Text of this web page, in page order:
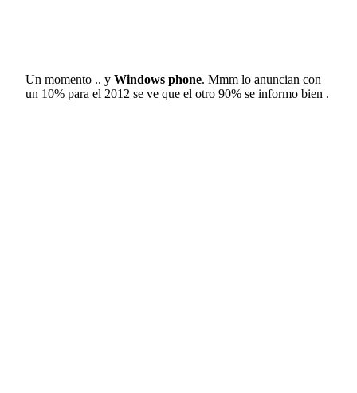
Un momento .. y Windows phone. Mmm lo anuncian con
un 10% para el 2012 se ve que el otro 90% se informo bien .